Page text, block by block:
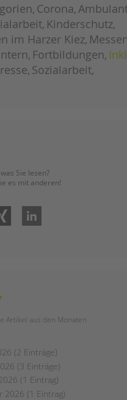
Corona
Kinderschutz
im Harzer Kiez
Fortbildungen
Sozialarbeit
Sie lesen?
es mit anderen!
Xing
Artikel aus den Monaten
(2 Einträge)
(3 Einträge)
(1 Eintrag)
2026 (1 Eintrag)